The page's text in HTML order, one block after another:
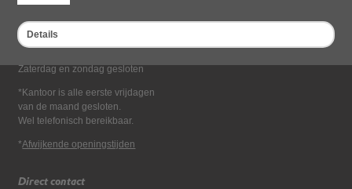
Details
Openingstijden kantoor
Maandag tot en met vrijdag*
van 08:00 tot 16:30
Zaterdag en zondag gesloten
*Kantoor is alle eerste vrijdagen
van de maand gesloten.
Wel telefonisch bereikbaar.
*Afwijkende openingstijden
Direct contact